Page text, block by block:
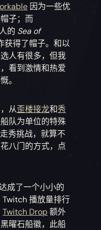
因为一些优
子；而
的 Sea of
获得了帽子。和以
人有很多，但我
看到激情和热爱
。
从歪楼接龙和秀
队为单位的特殊
秀挑战，就算不
八门的方式，点
成了一个小小的
播放量排行
Twitch Drop额外
曜石船徽，此船